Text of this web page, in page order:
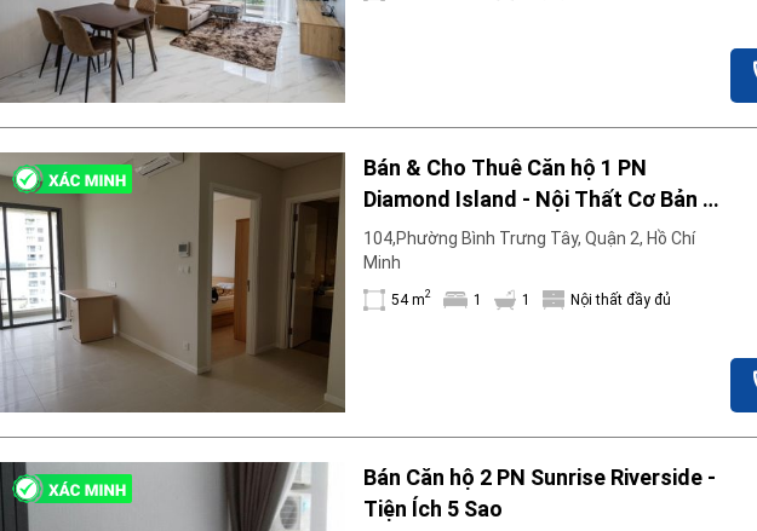
Bán & Cho Thuê Căn hộ 1 PN
Diamond Island - Nội Thất Cơ Bản &
Ấm Cúng
104,Phường Bình Trưng Tây, Quận 2, Hồ Chí
Minh
54 m2 1 1 Nội thất đầy đủ
Bán Căn hộ 2 PN Sunrise Riverside -
Tiện Ích 5 Sao